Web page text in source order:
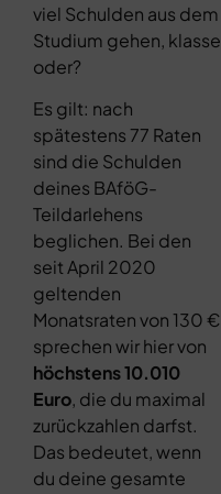
viel Schulden aus dem
Studium gehen, klasse
oder?
Es gilt: nach
spätestens 77 Raten
sind die Schulden
deines BAföG-
Teildarlehens
beglichen. Bei den
seit April 2020
geltenden
Monatsraten von 130 €
sprechen wir hier von
höchstens 10.010
Euro, die du maximal
zurückzahlen darfst.
Das bedeutet, wenn
du deine gesamte